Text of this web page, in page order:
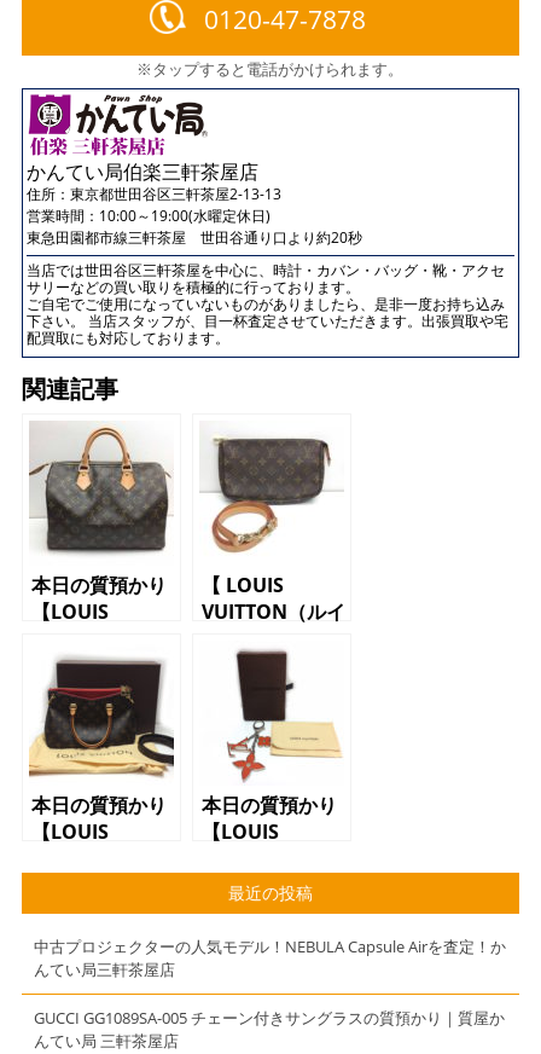
0120-47-7878
※タップすると電話がかけられます。
かんてい局伯楽三軒茶屋店
住所： 東京都世田谷区三軒茶屋2-13-13
営業時間：10:00～19:00(水曜定休日)
東急田園都市線三軒茶屋 世田谷通り口より約20秒
当店では世田谷区三軒茶屋を中心に、時計・カバン・バッグ・靴・アクセ
サリーなどの買い取りを積極的に行っております。
ご自宅でご使用になっていないものがありましたら、是非一度お持ち込み
下さい。 当店スタッフが、目一杯査定させていただきます。出張買取や宅
配買取にも対応しております。
関連記事
本日の質預かり
【LOUIS
ヴィトン）ボス
トンバッグ
M41526 スピ
ーディ30 ハン
ドバッグ モノ
グラム】
【 LOUIS
VUITTON（ルイ
セサリーポー
チ M51980
ポシェット ア
クセソワ―ル
モノグラム】
本日の質預かり
【LOUIS
スBB
M41241 モノ
グラム 2WAY
バッグ】
本日の質預かり
【LOUIS
ヴィトン）チャ
ーム モノグラ
ム】
最近の投稿
中古プロジェクターの人気モデル！NEBULA Capsule Airを査定！か
んてい局三軒茶屋店
GUCCI GG1089SA-005 チェーン付きサングラスの質預かり｜質屋か
んてい局 三軒茶屋店